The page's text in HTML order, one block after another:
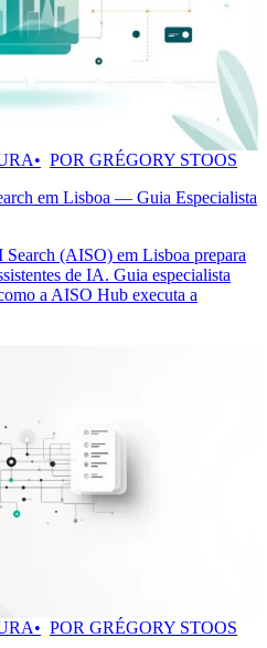
POR GRÉGORY STOOS
em Lisboa — Guia Especialista
(AISO) em Lisboa prepara
de IA. Guia especialista
a AISO Hub executa a
POR GRÉGORY STOOS